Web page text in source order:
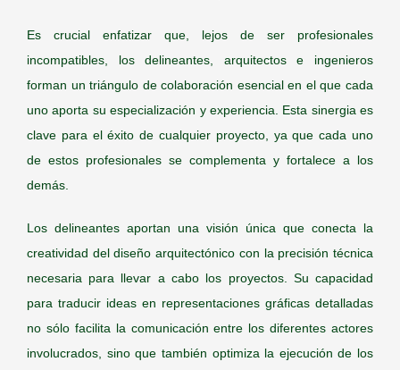
Es crucial enfatizar que, lejos de ser profesionales
incompatibles, los delineantes, arquitectos e ingenieros
forman un triángulo de colaboración esencial en el que cada
uno aporta su especialización y experiencia. Esta sinergia es
clave para el éxito de cualquier proyecto, ya que cada uno
de estos profesionales se complementa y fortalece a los
demás.
Los delineantes aportan una visión única que conecta la
creatividad del diseño arquitectónico con la precisión técnica
necesaria para llevar a cabo los proyectos. Su capacidad
para traducir ideas en representaciones gráficas detalladas
no sólo facilita la comunicación entre los diferentes actores
involucrados, sino que también optimiza la ejecución de los